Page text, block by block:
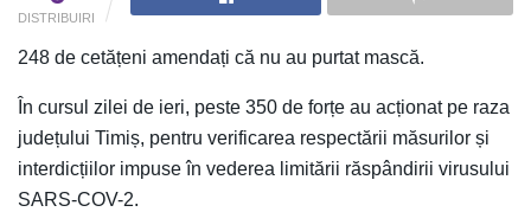
DISTRIBUIRI
248 de cetățeni amendați că nu au purtat mască.
În cursul zilei de ieri, peste 350 de forțe au acționat pe raza
județului Timiș, pentru verificarea respectării măsurilor și
interdicțiilor impuse în vederea limitării răspândirii virusului
SARS-COV-2.